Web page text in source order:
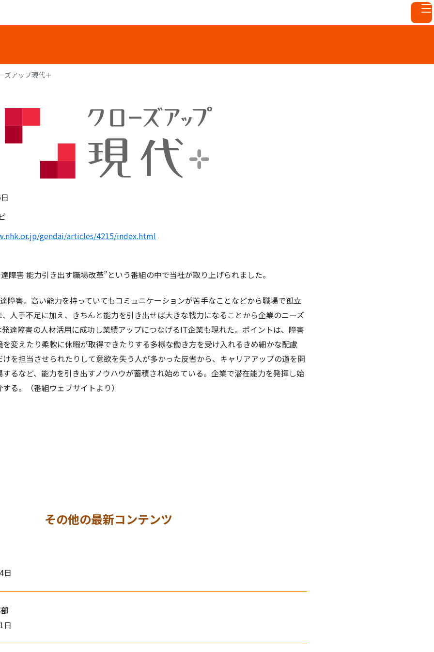
ズアップ現代＋
gendai/articles/4215/index.html
障害 能力引き出す職場改革”という番組の中で当社が取り上げられました。
障害。高い能力を持っていてもコミュニケーションが苦手なことなどから職場で孤立
人手不足に加え、きちんと能力を引き出せば大きな戦力になることから企業のニーズ
達障害の人材活用に成功し業績アップにつなげるIT企業も現れた。ポイントは、障害
変えたり柔軟に休暇が取得できたりする多様な働き方を受け入れるきめ細かな配慮
を担当させられたりして意欲を失う人が多かった反省から、キャリアアップの道を開
るなど、能力を引き出すノウハウが蓄積され始めている。企業で潜在能力を発揮し始
る。（番組ウェブサイトより）
その他の最新コンテンツ
日
日